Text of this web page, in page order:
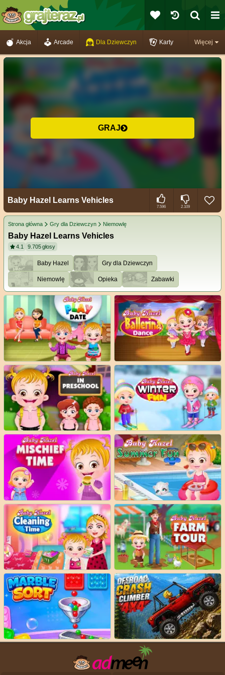
Więcej
Akcja Arcade Dla Dziewczyn Karty
GRAJ
Baby Hazel Learns Vehicles
7.596 2.109
Strona główna Gry dla Dziewczyn Niemowlę
Baby Hazel Learns Vehicles
4.1 9.705głosy
Baby Hazel Gry dla Dziewczyn
Niemowlę Opieka Zabawki